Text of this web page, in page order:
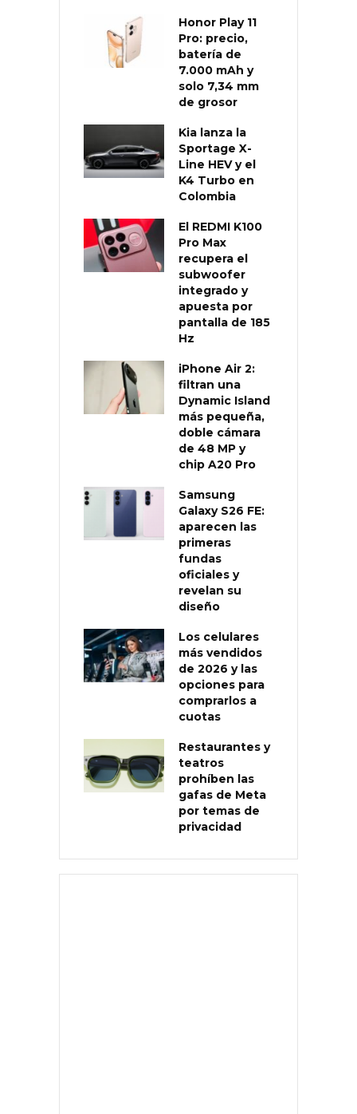
Honor Play 11
Pro: precio,
batería de
7.000 mAh y
solo 7,34 mm
de grosor
Kia lanza la
Sportage X-
Line HEV y el
K4 Turbo en
Colombia
El REDMI K100
Pro Max
recupera el
subwoofer
integrado y
apuesta por
pantalla de 185
Hz
iPhone Air 2:
filtran una
Dynamic Island
más pequeña,
doble cámara
de 48 MP y
chip A20 Pro
Samsung
Galaxy S26 FE:
aparecen las
primeras
fundas
oficiales y
revelan su
diseño
Los celulares
más vendidos
de 2026 y las
opciones para
comprarlos a
cuotas
Restaurantes y
teatros
prohíben las
gafas de Meta
por temas de
privacidad